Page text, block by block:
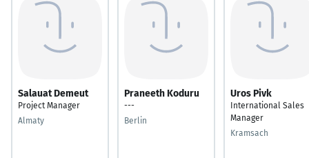
Salauat Demeut
Project Manager
Almaty
Praneeth Koduru
---
Berlin
Uros Pivk
International Sales
Manager
Kramsach